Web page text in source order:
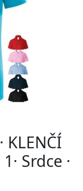
KLENČÍ
Srdce ·